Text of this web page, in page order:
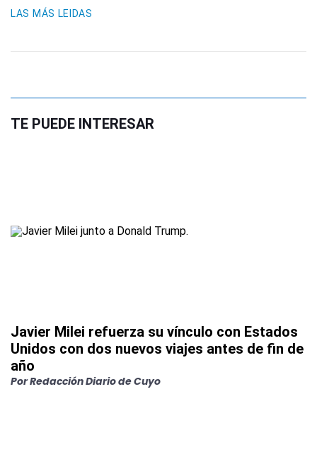
LAS MÁS LEIDAS
TE PUEDE INTERESAR
Javier Milei refuerza su vínculo con Estados
Unidos con dos nuevos viajes antes de fin de
año
PorRedacción Diario de Cuyo